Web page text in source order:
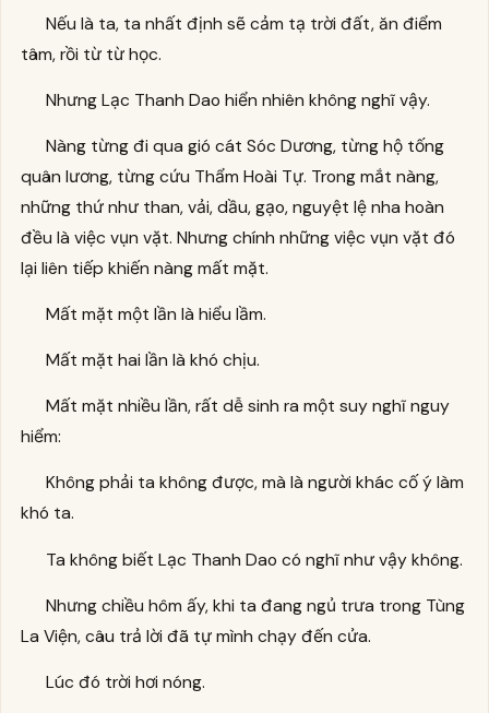
Nếu là ta, ta nhất định sẽ cảm tạ trời đất, ăn điểm
tâm, rồi từ từ học.
Nhưng Lạc Thanh Dao hiển nhiên không nghĩ vậy.
Nàng từng đi qua gió cát Sóc Dương, từng hộ tống
quân lương, từng cứu Thẩm Hoài Tự. Trong mắt nàng,
những thứ như than, vải, dầu, gạo, nguyệt lệ nha hoàn
đều là việc vụn vặt. Nhưng chính những việc vụn vặt đó
lại liên tiếp khiến nàng mất mặt.
Mất mặt một lần là hiểu lầm.
Mất mặt hai lần là khó chịu.
Mất mặt nhiều lần, rất dễ sinh ra một suy nghĩ nguy
hiểm:
Không phải ta không được, mà là người khác cố ý làm
khó ta.
Ta không biết Lạc Thanh Dao có nghĩ như vậy không.
Nhưng chiều hôm ấy, khi ta đang ngủ trưa trong Tùng
La Viện, câu trả lời đã tự mình chạy đến cửa.
Lúc đó trời hơi nóng.